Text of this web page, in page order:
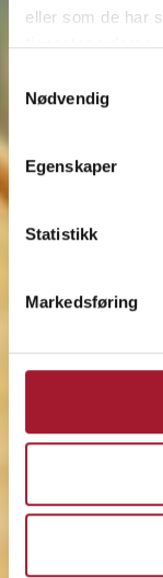
eller som de har
tjenestene deres.
Nødvendig
Egenskaper
Statistikk
Markedsføring